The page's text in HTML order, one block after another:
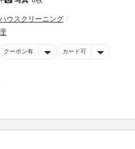
ハウスクリーニング
クーポン有 カード可